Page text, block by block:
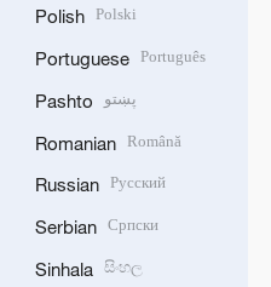
Polish Polski
Portuguese Português
Pashto پښتو
Romanian Română
Russian Русский
Serbian Српски
Sinhala සිංහල